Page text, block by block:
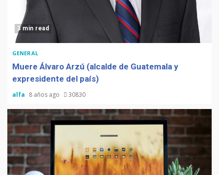
3 min read
GENERAL
Muere Álvaro Arzú (alcalde de Guatemala y
expresidente del país)
alfa 8 años ago 30830